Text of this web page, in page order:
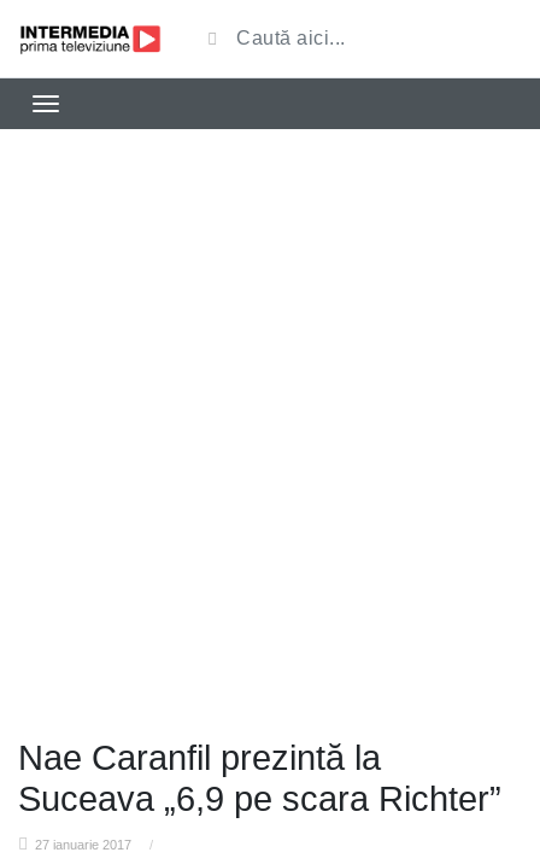
Nae Caranfil prezintă la
Suceava „6,9 pe scara Richter”
27 ianuarie 2017 /